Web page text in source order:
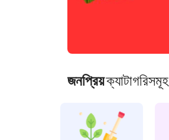
জনপ্রিয়ক্যাটাগরিসমূহ